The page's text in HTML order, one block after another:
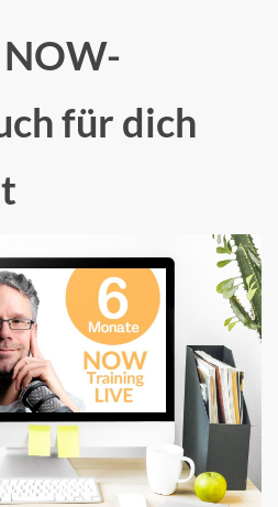
für dich